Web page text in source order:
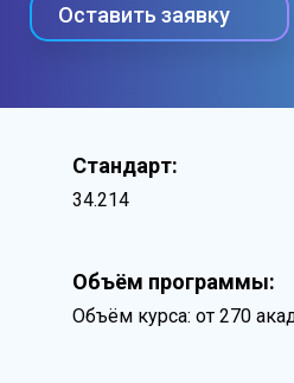
Оставить заявку
Стандарт:
34.214
Объём программы:
Объём курса: от 270